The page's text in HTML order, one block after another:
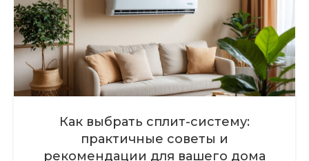
Как выбрать сплит-систему:
практичные советы и
рекомендации для вашего дома